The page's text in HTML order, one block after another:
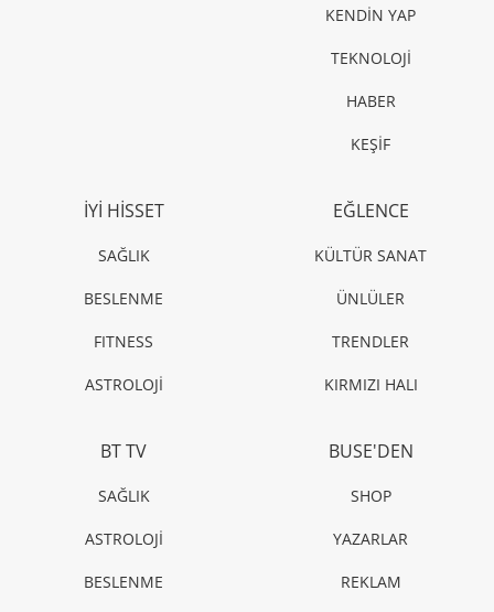
KENDİN YAP
TEKNOLOJİ
HABER
KEŞİF
İYİ HİSSET
SAĞLIK
BESLENME
FITNESS
ASTROLOJİ
EĞLENCE
KÜLTÜR SANAT
ÜNLÜLER
TRENDLER
KIRMIZI HALI
BT TV
SAĞLIK
ASTROLOJİ
BESLENME
BUSE'DEN
SHOP
YAZARLAR
REKLAM